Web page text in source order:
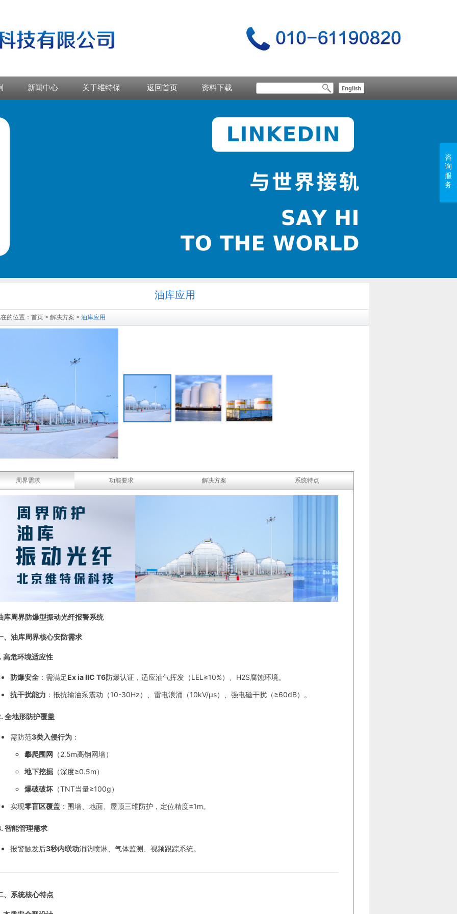
新闻中心 关于维特保 返回首页 资料下载 English
油库应用
的位置： 首页 > 解决方案 > 油库应用
周界需求 功能要求 解决方案 系统特点
库周界防爆型振动光纤报警系统
、油库周界核心安防需求
高危环境适应性
防爆安全 ：需满足Ex ia IIC T6防爆认证，适应油气挥发（LEL≥10%）、H2S腐蚀环境。
抗干扰能力 ：抵抗输油泵震动（10-30Hz）、雷电浪涌（10kV/μs）、强电磁干扰（≥60dB）。
全地形防护覆盖
需防范3类入侵行为 ：
攀爬围网 （2.5m高钢网墙）
地下挖掘（深度≥0.5m）
爆破破坏（TNT当量≥100g）
实现零盲区覆盖 ：围墙、地面、屋顶三维防护，定位精度±1m。
智能管理需求
报警触发后3秒内联动消防喷淋、气体监测、视频跟踪系统。
、系统核心特点
咨
询
服
务